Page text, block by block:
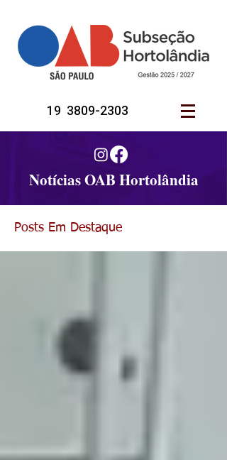
19 3809-2303
Notícias OAB Hortolândia
Posts Em Destaque